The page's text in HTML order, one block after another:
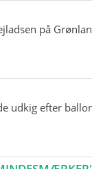
på
udkig efter